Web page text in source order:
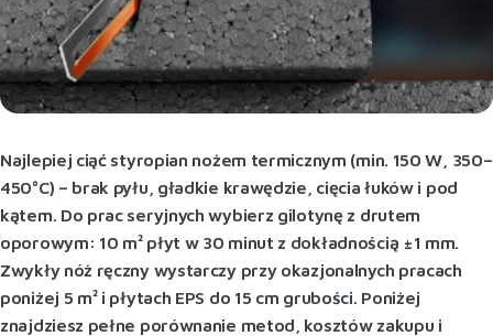
Najlepiej ciąć styropian nożem termicznym (min. 150 W, 350–
450°C) – brak pyłu, gładkie krawędzie, cięcia łuków i pod
kątem. Do prac seryjnych wybierz gilotynę z drutem
oporowym: 10 m² płyt w 30 minut z dokładnością ±1 mm.
Zwykły nóż ręczny wystarczy przy okazjonalnych pracach
poniżej 5 m² i płytach EPS do 15 cm grubości. Poniżej
znajdziesz pełne porównanie metod, kosztów zakupu i